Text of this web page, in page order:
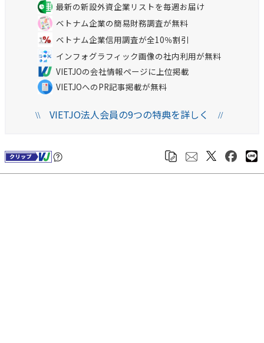
最新の新設外資企業リストを毎週お届け
ベトナム企業の簡易財務調査が無料
ベトナム企業信用調査が全10％割引
インフォグラフィック画像の社内利用が無料
VIETJOの会社情報ページに上位掲載
VIETJOへのPR記事掲載が無料
\\VIETJO法人会員の9つの特典を詳しく //